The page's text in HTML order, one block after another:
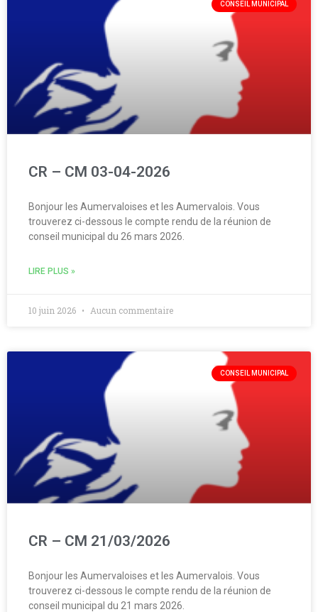
CONSEIL MUNICIPAL
CR – CM 03-04-2026
Bonjour les Aumervaloises et les Aumervalois. Vous
trouverez ci-dessous le compte rendu de la réunion de
conseil municipal du 26 mars 2026.
LIRE PLUS »
10 juin 2026 Aucun commentaire
CONSEIL MUNICIPAL
CR – CM 21/03/2026
Bonjour les Aumervaloises et les Aumervalois. Vous
trouverez ci-dessous le compte rendu de la réunion de
conseil municipal du 21 mars 2026.